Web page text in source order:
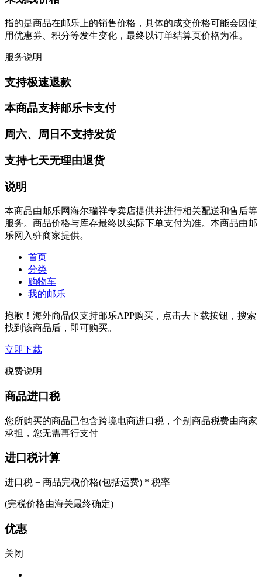
指的是商品在邮乐上的销售价格，具体的成交价格可能会因使
用优惠券、积分等发生变化，最终以订单结算页价格为准。
服务说明
支持极速退款
本商品支持邮乐卡支付
周六、周日不支持发货
支持七天无理由退货
说明
本商品由邮乐网海尔瑞祥专卖店提供并进行相关配送和售后等
服务。商品价格与库存最终以实际下单支付为准。本商品由邮
乐网入驻商家提供。
首页
分类
购物车
我的邮乐
抱歉！海外商品仅支持邮乐APP购买，点击去下载按钮，搜索
找到该商品后，即可购买。
立即下载
税费说明
商品进口税
您所购买的商品已包含跨境电商进口税，个别商品税费由商家
承担，您无需再行支付
进口税计算
进口税 = 商品完税价格(包括运费) * 税率
(完税价格由海关最终确定)
优惠
关闭